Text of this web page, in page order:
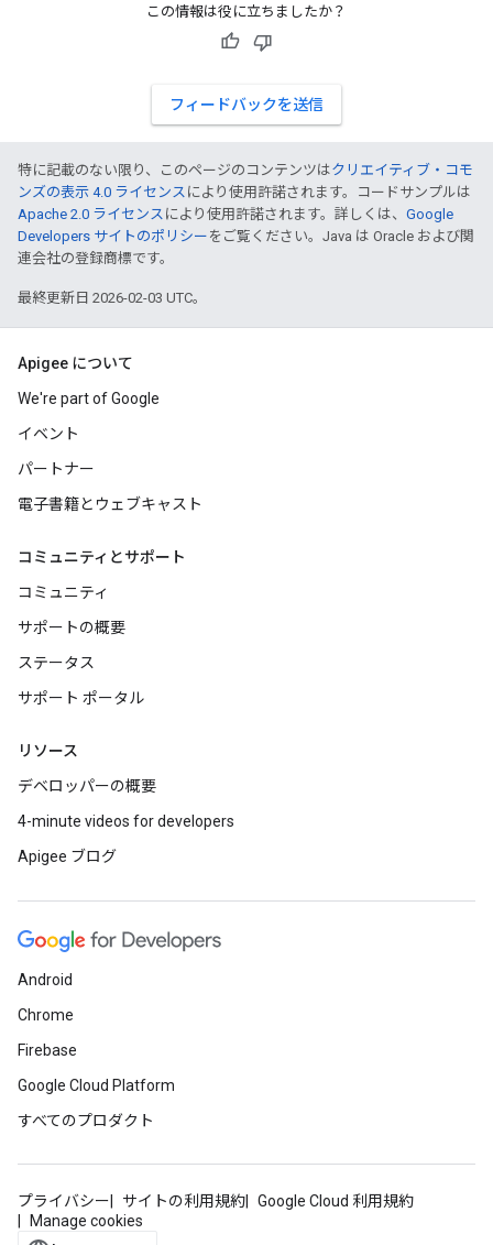
この情報は役に立ちましたか？
フィードバックを送信
特に記載のない限り、このページのコンテンツはクリエイティブ・コモ
ンズの表示 4.0 ライセンス により使用許諾されます。コードサンプルは
Apache 2.0 ライセンス により使用許諾されます。詳しくは、 Google
Developers サイトのポリシー をご覧ください。Java は Oracle および関
連会社の登録商標です。
最終更新日 2026-02-03 UTC。
Apigee について
We're part of Google
イベント
パートナー
電子書籍とウェブキャスト
コミュニティとサポート
コミュニティ
サポートの概要
ステータス
サポート ポータル
リソース
デベロッパーの概要
4-minute videos for developers
Apigee ブログ
Android
Chrome
Firebase
Google Cloud Platform
すべてのプロダクト
プライバシー サイトの利用規約
Google Cloud 利用規約
Manage cookies